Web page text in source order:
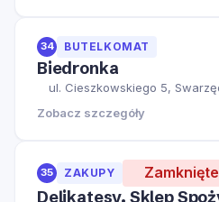
34 BUTELKOMAT
Biedronka
ul. Cieszkowskiego 5,
Zobacz szczegóły
35 ZAKUPY Zamknięte
Delikatesy. Sklep